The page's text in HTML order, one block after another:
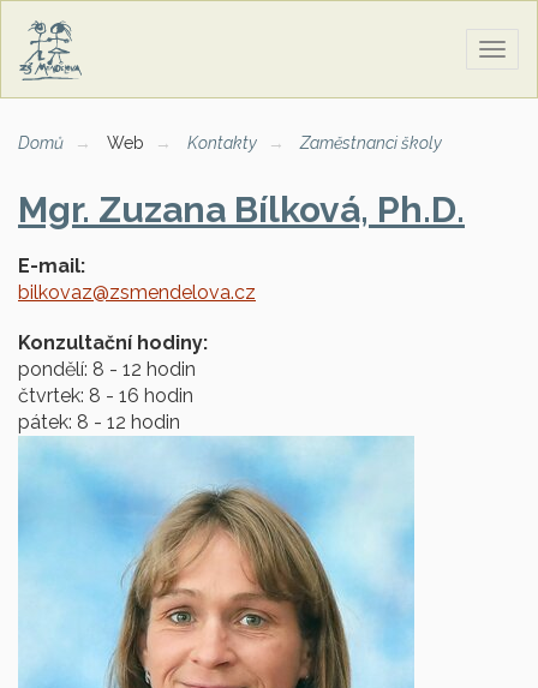
Domů Web Kontakty Zaměstnanci školy
Mgr. Zuzana Bílková, Ph.D.
E-mail:
bilkovaz@zsmendelova.cz
Konzultační hodiny:
pondělí: 8 - 12 hodin
čtvrtek: 8 - 16 hodin
pátek: 8 - 12 hodin